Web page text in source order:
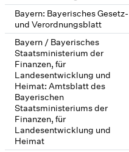
Bayern: Bayerisches Gesetz-
und Verordnungsblatt
Bayern / Bayerisches
Staatsministerium der
Finanzen, für
Landesentwicklung und
Heimat: Amtsblatt des
Bayerischen
Staatsministeriums der
Finanzen, für
Landesentwicklung und
Heimat